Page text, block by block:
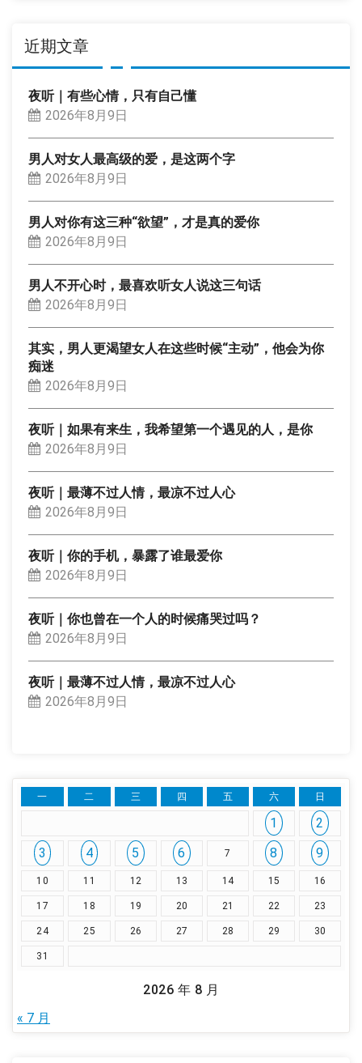
近期文章
夜听｜有些心情，只有自己懂
2026年8月9日
男人对女人最高级的爱，是这两个字
2026年8月9日
男人对你有这三种“欲望”，才是真的爱你
2026年8月9日
男人不开心时，最喜欢听女人说这三句话
2026年8月9日
其实，男人更渴望女人在这些时候“主动”，他会为你
痴迷
2026年8月9日
夜听｜如果有来生，我希望第一个遇见的人，是你
2026年8月9日
夜听｜最薄不过人情，最凉不过人心
2026年8月9日
夜听｜你的手机，暴露了谁最爱你
2026年8月9日
夜听｜你也曾在一个人的时候痛哭过吗？
2026年8月9日
夜听｜最薄不过人情，最凉不过人心
2026年8月9日
2026 年 8 月
一 二 三 四 五 六 日
1
2
3
4 5 6 7 8 9
10 11 12 13 14 15 16
17 18 19 20 21 22 23
24 25 26 27 28 29 30
31
« 7 月